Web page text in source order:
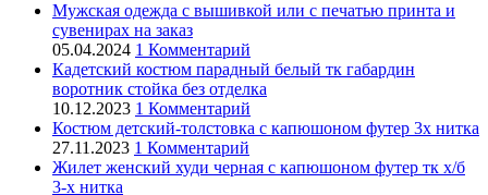
Мужская одежда с вышивкой или с печатью принта и
сувенирах на заказ
05.04.2024 1 Комментарий
Кадетский костюм парадный белый тк габардин
воротник стойка без отделка
10.12.2023 1 Комментарий
Костюм детский-толстовка с капюшоном футер 3х нитка
27.11.2023 1 Комментарий
Жилет женский худи черная с капюшоном футер тк х/б
3-х нитка